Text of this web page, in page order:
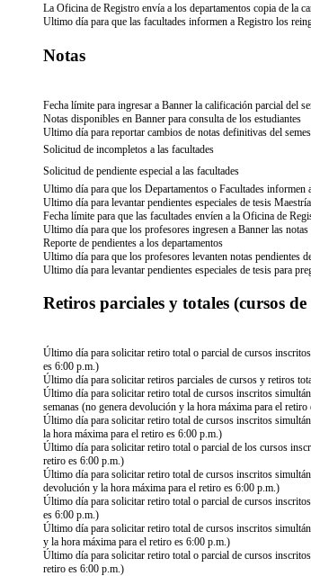
La Oficina de Registro envía a los departamentos copia de la
Ultimo día para que las facultades informen a Registro los
Notas
Fecha límite para ingresar a Banner la calificación parcial del
Notas disponibles en Banner para consulta de los estudiantes
Ultimo día para reportar cambios de notas definitivas del
Solicitud de incompletos a las facultades
Solicitud de pendiente especial a las facultades
Ultimo día para que los Departamentos o Facultades
Ultimo día para levantar pendientes especiales de tesis
Fecha límite para que las facultades envíen a la Oficina de
Ultimo día para que los profesores ingresen a Banner las
Reporte de pendientes a los departamentos
Ultimo día para que los profesores levanten notas pendientes
Ultimo día para levantar pendientes especiales de tesis para
Retiros parciales y totales (cursos
Último día para solicitar retiro total o parcial de cursos
es 6:00 p.m.)
Último día para solicitar retiros parciales de cursos y retiros
Último día para solicitar retiro total de cursos inscritos
semanas (no genera devolución y la hora máxima para el
Último día para solicitar retiro total de cursos inscritos
la hora máxima para el retiro es 6:00 p.m.)
Último día para solicitar retiro total o parcial de los cursos
retiro es 6:00 p.m.)
Último día para solicitar retiro total de cursos inscritos
devolución y la hora máxima para el retiro es 6:00 p.m.)
Último día para solicitar retiro total o parcial de cursos
es 6:00 p.m.)
Último día para solicitar retiro total de cursos inscritos
y la hora máxima para el retiro es 6:00 p.m.)
Último día para solicitar retiro total o parcial de cursos
retiro es 6:00 p.m.)